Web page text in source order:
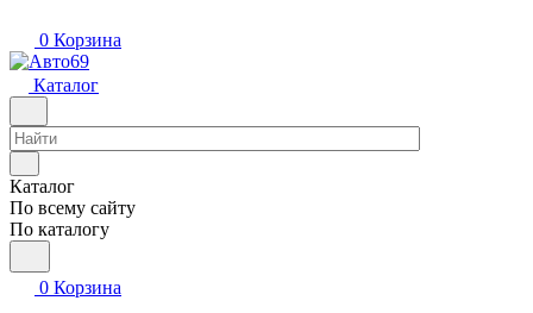
0 Корзина
Каталог
Каталог
По всему сайту
По каталогу
0 Корзина